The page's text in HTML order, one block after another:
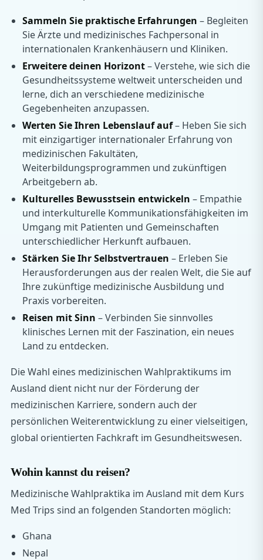
Sammeln Sie praktische Erfahrungen – Begleiten
Sie Ärzte und medizinisches Fachpersonal in
internationalen Krankenhäusern und Kliniken.
Erweitere deinen Horizont– Verstehe, wie sich die
Gesundheitssysteme weltweit unterscheiden und
lerne, dich an verschiedene medizinische
Gegebenheiten anzupassen.
Werten Sie Ihren Lebenslauf auf– Heben Sie sich
mit einzigartiger internationaler Erfahrung von
medizinischen Fakultäten,
Weiterbildungsprogrammen und zukünftigen
Arbeitgebern ab.
Kulturelles Bewusstsein entwickeln – Empathie
und interkulturelle Kommunikationsfähigkeiten im
Umgang mit Patienten und Gemeinschaften
unterschiedlicher Herkunft aufbauen.
Stärken Sie Ihr Selbstvertrauen – Erleben Sie
Herausforderungen aus der realen Welt, die Sie auf
Ihre zukünftige medizinische Ausbildung und
Praxis vorbereiten.
Reisen mit Sinn – Verbinden Sie sinnvolles
klinisches Lernen mit der Faszination, ein neues
Land zu entdecken.
Die Wahl eines medizinischen Wahlpraktikums im
Ausland dient nicht nur der Förderung der
medizinischen Karriere, sondern auch der
persönlichen Weiterentwicklung zu einer vielseitigen,
global orientierten Fachkraft im Gesundheitswesen.
Wohin kannst du reisen?
Medizinische Wahlpraktika im Ausland mit dem Kurs
Med Trips sind an folgenden Standorten möglich:
Ghana
Nepal